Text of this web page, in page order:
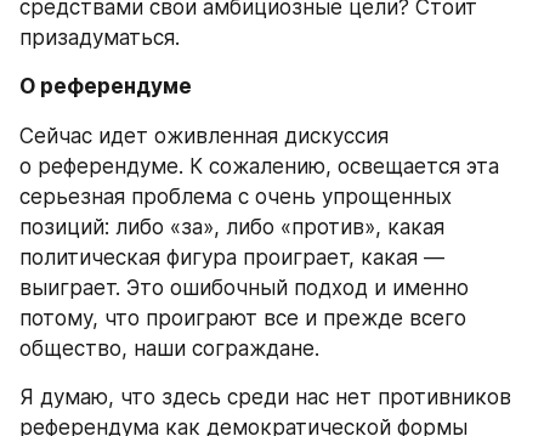
средствами свои амбициозные цели? Стоит
призадуматься.
О референдуме
Сейчас идет оживленная дискуссия
о референдуме. К сожалению, освещается эта
серьезная проблема с очень упрощенных
позиций: либо «за», либо «против», какая
политическая фигура проиграет, какая —
выиграет. Это ошибочный подход и именно
потому, что проиграют все и прежде всего
общество, наши сограждане.
Я думаю, что здесь среди нас нет противников
референдума как демократической формы